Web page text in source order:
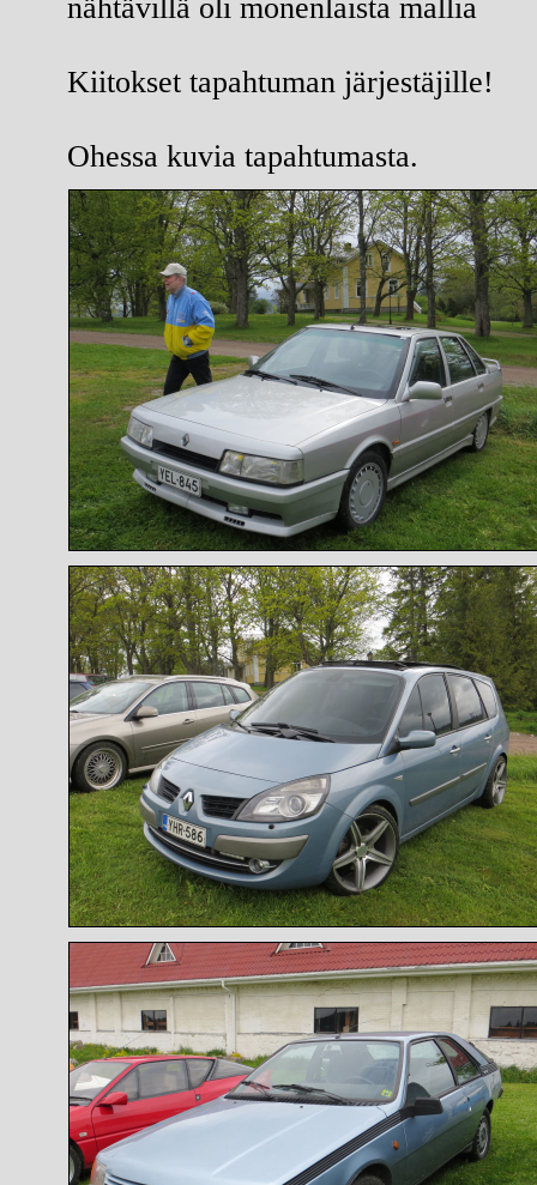
nähtävillä oli monenlaista mallia
Kiitokset tapahtuman järjestäjille!
Ohessa kuvia tapahtumasta.